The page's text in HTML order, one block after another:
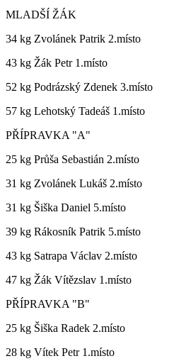
MLADŠÍ ŽÁK
34 kg Zvolánek Patrik 2.místo
43 kg Žák Petr 1.místo
52 kg Podrázský Zdenek 3.místo
57 kg Lehotský Tadeáš 1.místo
PŘÍPRAVKA "A"
25 kg Průša Sebastián 2.místo
31 kg Zvolánek Lukáš 2.místo
31 kg Šiška Daniel 5.místo
39 kg Rákosník Patrik 5.místo
43 kg Satrapa Václav 2.místo
47 kg Žák Vítězslav 1.místo
PŘÍPRAVKA "B"
25 kg Šiška Radek 2.místo
28 kg Vítek Petr 1.místo